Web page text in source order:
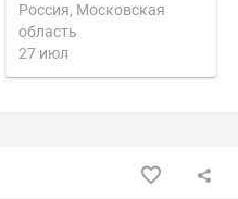
Россия, Московская
область
27 июл